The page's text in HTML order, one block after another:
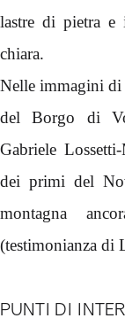
lastre di pietra e
chiara.
Nelle immagini di
del Borgo di
Gabriele
dei primi del
montagna
(testimonianza di
PUNTI DI